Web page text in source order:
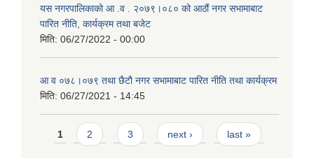
यस नगरपालिकाको आ‍ .व . २०७९।०८० को आठौं नगर सभामाबाट
पारित नीति, कार्यक्रम तथा बजेट
मिति: 06/27/2022 - 00:00
आ‍ व ०७८।०७९ तथा छैटाै नगर सभामाबाट पारित नीति तथा कार्यक्रम
मिति: 06/27/2021 - 14:45
Pages
1 2 3 next › last »